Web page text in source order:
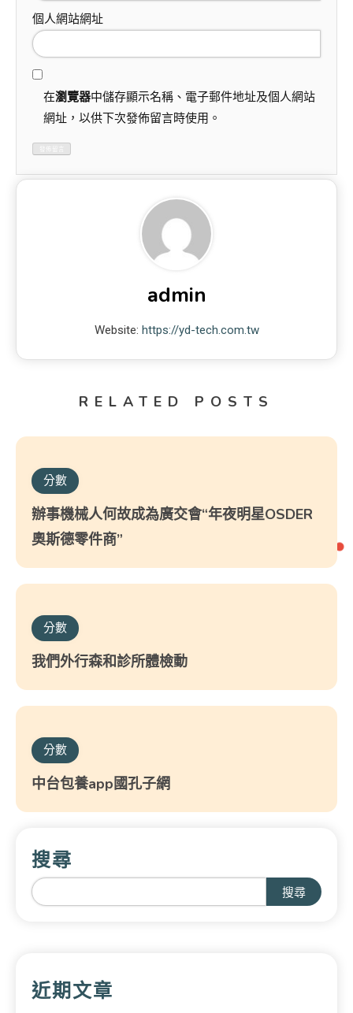
個人網站網址
在瀏覽器中儲存顯示名稱、電子郵件地址及個人網站
網址，以供下次發佈留言時使用。
admin
Website: https://yd-tech.com.tw
RELATED POSTS
分數
辦事機械人何故成為廣交會“年夜明星OSDER
奧斯德零件商”
分數
我們外行森和診所體檢動
分數
中台包養app國孔子網
搜尋
搜尋
近期文章